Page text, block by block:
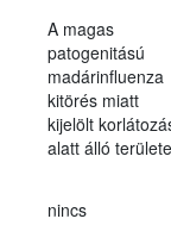
A magas
patogenitású
madárinfluenza
kitörés miatt
kijelölt
alatt álló
nincs